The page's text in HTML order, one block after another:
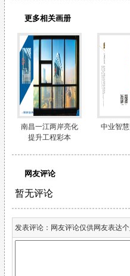
更多相关画册
南昌一江两岸亮化
提升工程彩本
中业智
网友评论
发表评论：网友评论仅供网友表达